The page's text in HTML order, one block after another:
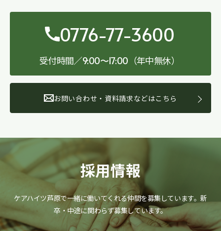
0776-77-3600
受付時間／9:00〜17:00 （年中無休）
お問い合わせ・資料請求などはこちら
採用情報
ケアハイツ芦原で一緒に働いてくれる仲間を募集しています。新
卒・中途に関わらず募集しています。